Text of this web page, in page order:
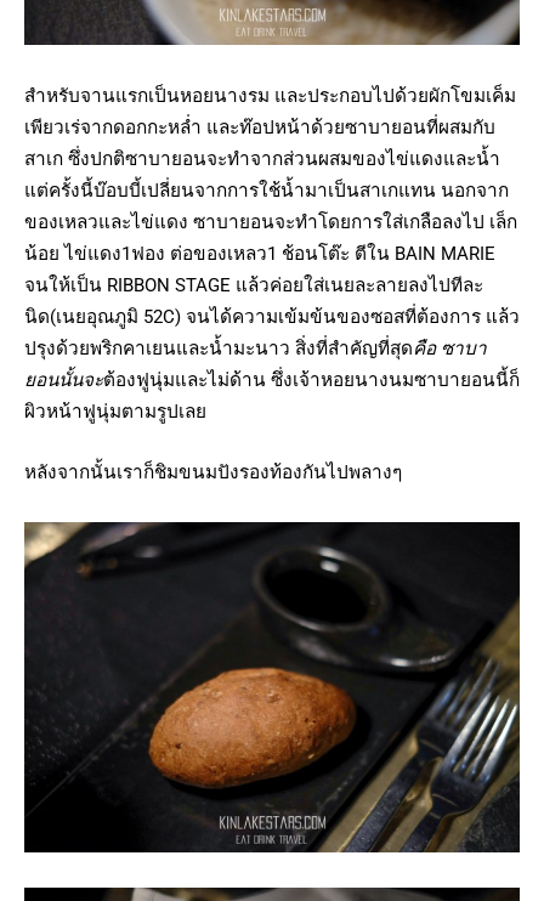
สำหรับจานแรกเป็นหอยนางรม และประกอบไปด้วยผักโขมเค็ม
เพียวเร่จากดอกกะหล่ำ และท๊อปหน้าด้วยซาบายอนที่ผสมกับ
สาเก ซึ่งปกติซาบายอนจะทำจากส่วนผสมของไข่แดงและน้ำ
แต่ครั้งนี้บ๊อบบี้เปลี่ยนจากการใช้น้ำมาเป็นสาเกแทน นอกจาก
ของเหลวและไข่แดง ซาบายอนจะทำโดยการใส่เกลือลงไป เล็ก
น้อย ไข่แดง1ฟอง ต่อของเหลว1 ช้อนโต๊ะ ตีใน BAIN MARIE
จนให้เป็น RIBBON STAGE แล้วค่อยใส่เนยละลายลงไปทีละ
นิด(เนยอุณภูมิ 52C) จนได้ความเข้มข้นของซอสที่ต้องการ แล้ว
ปรุงด้วยพริกคาเยนและน้ำมะนาว สิ่งที่สำคัญที่สุดคือ ซาบา
ยอนนั้นจะต้องฟูนุ่มและไม่ด้าน ซึ่งเจ้าหอยนางนมซาบายอนนี้ก็
ผิวหน้าฟูนุ่มตามรูปเลย
หลังจากนั้นเราก็ชิมขนมปังรองท้องกันไปพลางๆ